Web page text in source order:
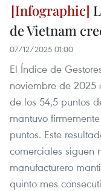
de Vietnam
07/12/2025 01:00
El Índice de
noviembre de 2025
de los 54,5 puntos
mantuvo
puntos. Este
comerciales siguen
manufacturero
quinto mes